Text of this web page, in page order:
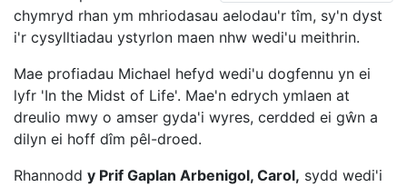
chymryd rhan ym mhriodasau aelodau'r tîm, sy'n dyst
i'r cysylltiadau ystyrlon maen nhw wedi'u meithrin.
Mae profiadau Michael hefyd wedi'u dogfennu yn ei
lyfr 'In the Midst of Life'. Mae'n edrych ymlaen at
dreulio mwy o amser gyda'i wyres, cerdded ei gŵn a
dilyn ei hoff dîm pêl-droed.
Rhannodd y Prif Gaplan Arbenigol, Carol, sydd wedi'i